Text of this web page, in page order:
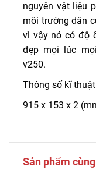
nguyên vật liệu
môi trường dân
vì vậy nó có độ
đẹp mọi lúc
v250.
Thông số kĩ
915 x 153 x 2
Sản phẩm